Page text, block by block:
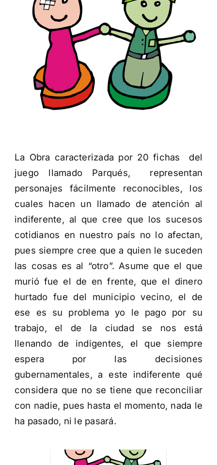
La Obra caracterizada por 20 fichas del
juego llamado Parqués, representan
personajes fácilmente reconocibles, los
cuales hacen un llamado de atención al
indiferente, al que cree que los sucesos
cotidianos en nuestro país no lo afectan,
pues siempre cree que a quien le suceden
las cosas es al “otro”. Asume que el que
murió fue el de en frente, que el dinero
hurtado fue del municipio vecino, el de
ese es su problema yo le pago por su
trabajo, el de la ciudad se nos está
llenando de indigentes, el que siempre
espera por las decisiones
gubernamentales, a este indiferente qué
considera que no se tiene que reconciliar
con nadie, pues hasta el momento, nada le
ha pasado, ni le pasará.